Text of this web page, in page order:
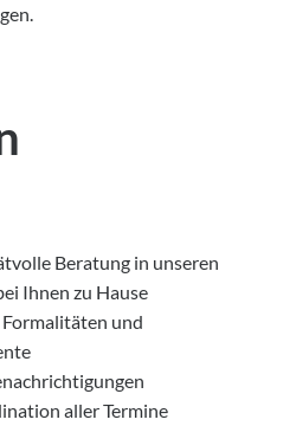
Beratung in unseren
Ihnen zu Hause
und
aller Termine